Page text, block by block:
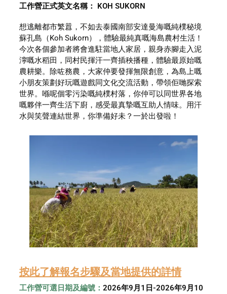
工作營正式英文名稱： KOH SUKORN
想逃離都市繁囂，不如去泰國南部安達曼海嘅純樸秘境
蘇孔島（Koh Sukorn），體驗最純真嘅海島農村生活！
今次各個參加者將會進駐當地人家居，親身赤腳走入泥
濘嘅水稻田，同村民揮汗一齊插秧播種，體驗最原始嘅
農耕樂。除咗務農，大家仲要發揮無限創意，為島上嘅
小朋友策劃好玩嘅遊戲同文化交流活動，帶領佢哋探索
世界。喺呢個零污染嘅純樸村落，你仲可以同世界各地
嘅夥伴一齊生活下廚，感受最真摯嘅互助人情味。用汗
水與笑聲連結世界，你準備好未？一於出發啦！
按此了解報名步驟及當地提供的詳情
工作營可選日期及編號： 2026年9月1日-2026年9月10